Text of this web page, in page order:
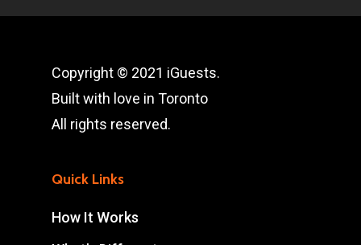
Copyright © 2021 iGuests.
Built with love in Toronto
All rights reserved.
Quick Links
How It Works